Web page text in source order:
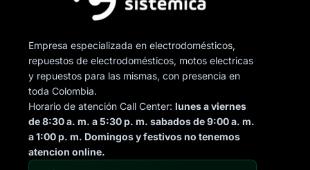
Empresa especializada en electrodomésticos,
repuestos de electrodomésticos, motos electricas
y repuestos para las mismas, con presencia en
toda Colombia.
Horario de atención Call Center:lunes a viernes
de 8:30 a. m. a 5:30 p. m. sabados de 9:00 a. m.
a 1:00 p. m. Domingos y festivos no tenemos
atencion online.